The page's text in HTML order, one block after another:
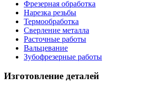
Фрезерная обработка
Нарезка резьбы
Термообработка
Сверление металла
Расточные работы
Вальцевание
Зубофрезерные работы
Изготовление деталей